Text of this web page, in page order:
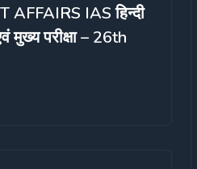
AFFAIRS IAS हिन्दी
मुख्य परीक्षा – 26th